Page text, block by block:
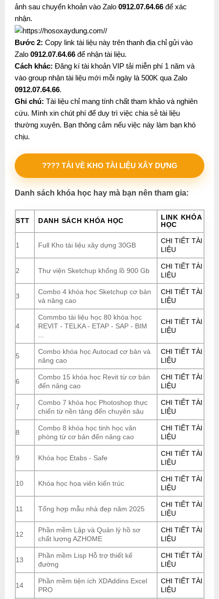
ảnh sau chuyển khoản vào Zalo 0912.07.64.66để xác
nhận.
Bước 2: Copy link tài liệu này trên thanh địa chỉ gửi vào
Zalo 0912.07.64.66để nhận tài liệu.
Cách khác: Đăng kí tài khoản VIP tải miễn phí 1 năm và
vào group nhận tài liệu mới mỗi ngày là 500K qua Zalo
0912.07.64.66.
Ghi chú: Tài liệu chỉ mang tính chất tham khảo và nghiên
cứu. Mình xin chút phí để duy trì việc chia sẻ tài liệu
thường xuyên. Bạn thông cảm nếu việc này làm bạn khó
chịu.
???? TẢI VỀ KHO TÀI LIỆU XÂY DỰNG
Danh sách khóa học hay mà bạn nên tham gia:
STT DANH SÁCH KHÓA HỌC
LINK KHÓA
HỌC
1 Full Kho tài liệu xây dựng 30GB
CHI TIẾT TÀI
LIỆU
2 Thư viện Sketchup khổng lồ 900 Gb
CHI TIẾT TÀI
LIỆU
3
Combo 4 khóa học Sketchup cơ bản
và nâng cao
CHI TIẾT TÀI
LIỆU
4
Commbo tài liệu học 80 khóa học
REVIT - TELKA - ETAP - SAP - BIM
...
CHI TIẾT TÀI
LIỆU
5
Combo khóa học Autocad cơ bản và
nâng cao
CHI TIẾT TÀI
LIỆU
6
Combo 15 khóa học Revit từ cơ bản
đến nâng cao
CHI TIẾT TÀI
LIỆU
7
Combo 7 khóa học Photoshop thực
chiến từ nền tảng đến chuyên sâu
CHI TIẾT TÀI
LIỆU
8
Combo 8 khóa học tinh học văn
phòng từ cơ bản đến nâng cao
CHI TIẾT TÀI
LIỆU
9 Khóa học Etabs - Safe
CHI TIẾT TÀI
LIỆU
10 Khóa học họa viên kiến trúc
CHI TIẾT TÀI
LIỆU
11 Tổng hợp mẫu nhà đẹp năm 2025
CHI TIẾT TÀI
LIỆU
12
Phần mềm Lập và Quản lý hồ sơ
chất lượng AZHOME
CHI TIẾT TÀI
LIỆU
13
Phần mềm Lisp Hỗ trợ thiết kế
đường
CHI TIẾT TÀI
LIỆU
14
Phần mềm tiện ích XDAddins Excel
PRO
CHI TIẾT TÀI
LIỆU